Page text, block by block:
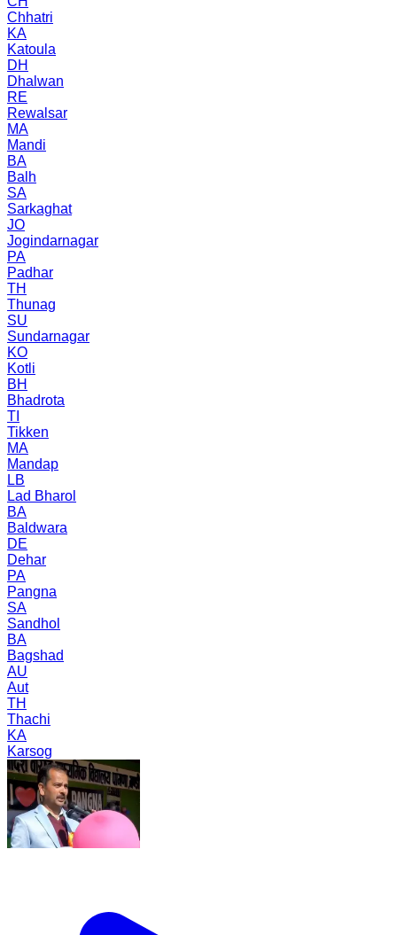
Chhatri
KA
Katoula
DH
Dhalwan
RE
Rewalsar
MA
Mandi
BA
Balh
SA
Sarkaghat
JO
Jogindarnagar
PA
Padhar
TH
Thunag
SU
Sundarnagar
KO
Kotli
BH
Bhadrota
TI
Tikken
MA
Mandap
LB
Lad Bharol
BA
Baldwara
DE
Dehar
PA
Pangna
SA
Sandhol
BA
Bagshad
AU
Aut
TH
Thachi
KA
Karsog